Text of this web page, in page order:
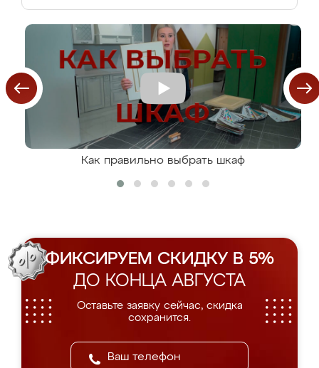
Как правильно выбрать шкаф
ФИКСИРУЕМ СКИДКУ В 5%
ДО КОНЦА АВГУСТА
Оставьте заявку сейчас, скидка
сохранится.